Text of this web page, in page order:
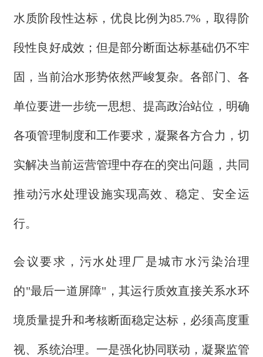
水质阶段性达标，优良比例为85.7%，取得阶
段性良好成效；但是部分断面达标基础仍不牢
固，当前治水形势依然严峻复杂。各部门、各
单位要进一步统一思想、提高政治站位，明确
各项管理制度和工作要求，凝聚各方合力，切
实解决当前运营管理中存在的突出问题，共同
推动污水处理设施实现高效、稳定、安全运
行。
会议要求，污水处理厂是城市水污染治理
的"最后一道屏障"，其运行质效直接关系水环
境质量提升和考核断面稳定达标，必须高度重
视、系统治理。一是强化协同联动，凝聚监管